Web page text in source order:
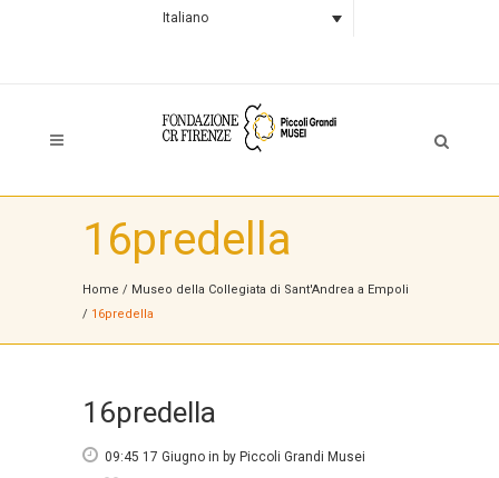
Italiano
16predella
Home / Museo della Collegiata di Sant'Andrea a Empoli
/ 16predella
16predella
09:45 17 Giugno in by Piccoli Grandi Musei